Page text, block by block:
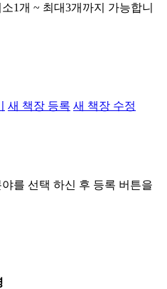
1개 ~ 최대3개까지 가능합니
새 책장 등록 새 책장 수정
를 선택 하신 후 등록 버튼을